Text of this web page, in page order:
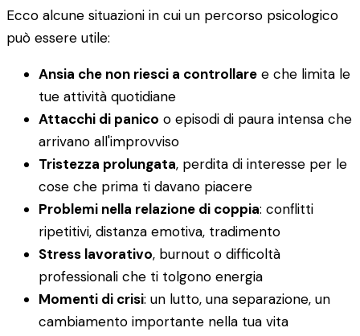
Ecco alcune situazioni in cui un percorso psicologico
può essere utile:
Ansia che non riesci a controllare e che limita le
tue attività quotidiane
Attacchi di panico o episodi di paura intensa che
arrivano all'improvviso
Tristezza prolungata, perdita di interesse per le
cose che prima ti davano piacere
Problemi nella relazione di coppia: conflitti
ripetitivi, distanza emotiva, tradimento
Stress lavorativo, burnout o difficoltà
professionali che ti tolgono energia
Momenti di crisi: un lutto, una separazione, un
cambiamento importante nella tua vita